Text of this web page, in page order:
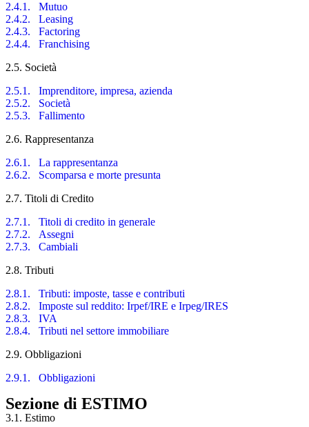
2.4.1. Mutuo
2.4.2. Leasing
2.4.3. Factoring
2.4.4. Franchising
2.5. Società
2.5.1. Imprenditore, impresa, azienda
2.5.2. Società
2.5.3. Fallimento
2.6. Rappresentanza
2.6.1. La rappresentanza
2.6.2. Scomparsa e morte presunta
2.7. Titoli di Credito
2.7.1. Titoli di credito in generale
2.7.2. Assegni
2.7.3. Cambiali
2.8. Tributi
2.8.1. Tributi: imposte, tasse e contributi
2.8.2. Imposte sul reddito: Irpef/IRE e Irpeg/IRES
2.8.3. IVA
2.8.4. Tributi nel settore immobiliare
2.9. Obbligazioni
2.9.1. Obbligazioni
Sezione di ESTIMO
3.1. Estimo